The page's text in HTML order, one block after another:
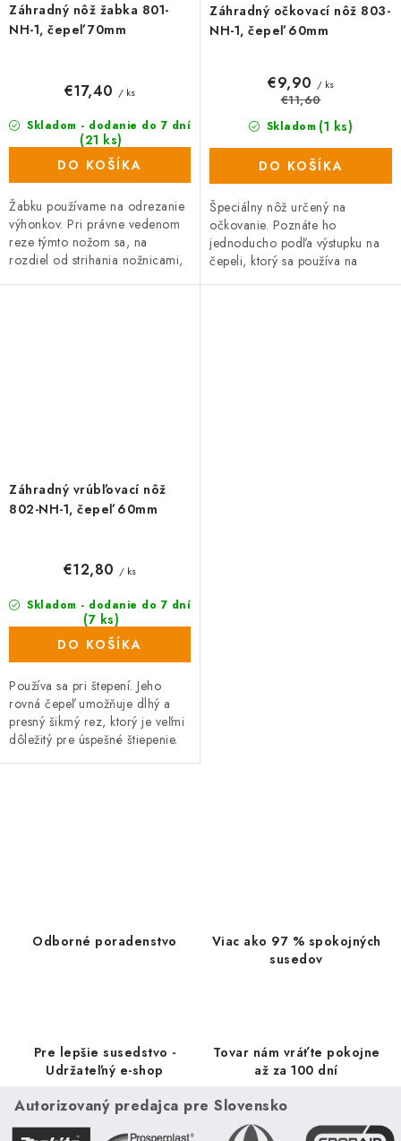
Záhradný nôž žabka 801-
NH-1, čepeľ 70mm
Skladom - dodanie do 7 dní
(21 ks)
€17,40 / ks
DO KOŠÍKA
Žabku používame na odrezanie
výhonkov. Pri právne vedenom
reze týmto nožom sa, na
rozdiel od strihania nožnicami,
Záhradný očkovací nôž 803-
NH-1, čepeľ 60mm
Skladom (1 ks)
€9,90 / ks
€11,60
DO KOŠÍKA
Špeciálny nôž určený na
očkovanie. Poznáte ho
jednoducho podľa výstupku na
čepeli, ktorý sa používa na
Záhradný vrúbľovací nôž
802-NH-1, čepeľ 60mm
Skladom - dodanie do 7 dní
(7 ks)
€12,80 / ks
DO KOŠÍKA
Používa sa pri štepení. Jeho
rovná čepeľ umožňuje dlhý a
presný šikmý rez, ktorý je veľmi
dôležitý pre úspešné štiepenie.
k
y
Odborné poradenstvo
Viac ako 97 % spokojných
susedov
Pre lepšie susedstvo -
Udržateľný e-shop
Tovar nám vráťte pokojne
až za 100 dní
Autorizovaný predajca pre Slovensko